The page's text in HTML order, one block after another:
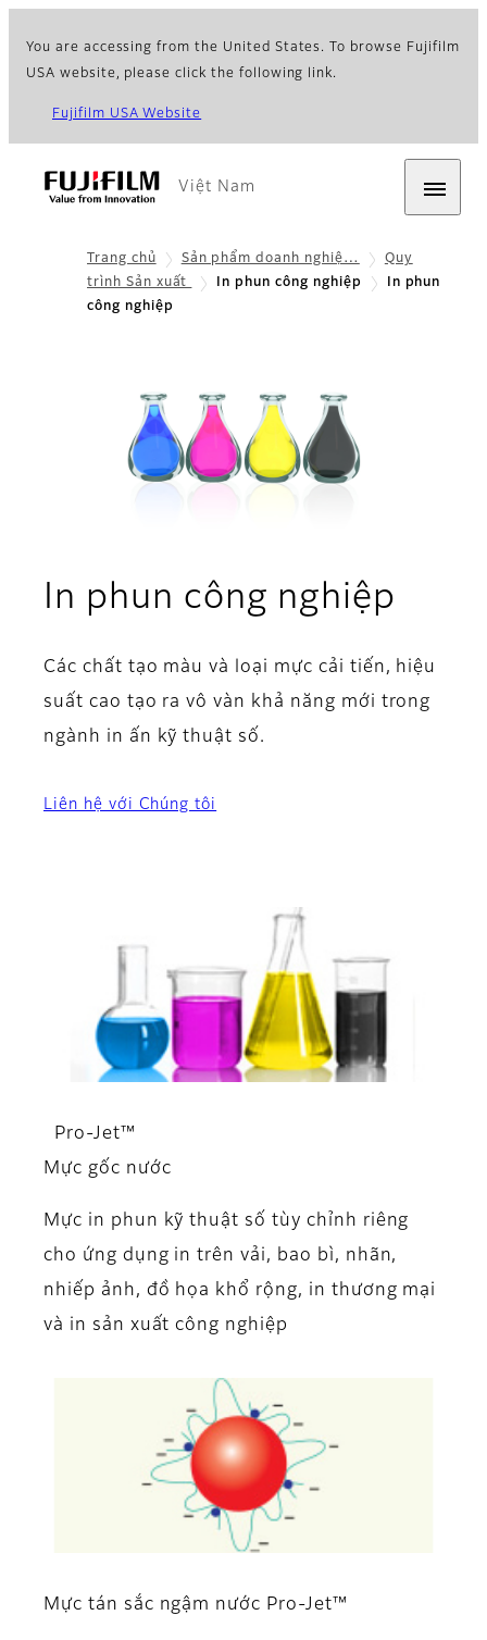
You are accessing from the United States. To browse Fujifilm
USA website, please click the following link.
Fujifilm USA Website
Việt Nam
Trang chủ Sản phẩm doanh nghiệ…
Quy
trình Sản xuất
In phun công nghiệp
In phun
công nghiệp
In phun công nghiệp
Các chất tạo màu và loại mực cải tiến, hiệu
suất cao tạo ra vô vàn khả năng mới trong
ngành in ấn kỹ thuật số.
Liên hệ với Chúng tôi
Pro-Jet™
Mực gốc nước
Mực in phun kỹ thuật số tùy chỉnh riêng
cho ứng dụng in trên vải, bao bì, nhãn,
nhiếp ảnh, đồ họa khổ rộng, in thương mại
và in sản xuất công nghiệp
Mực tán sắc ngậm nước Pro-Jet™